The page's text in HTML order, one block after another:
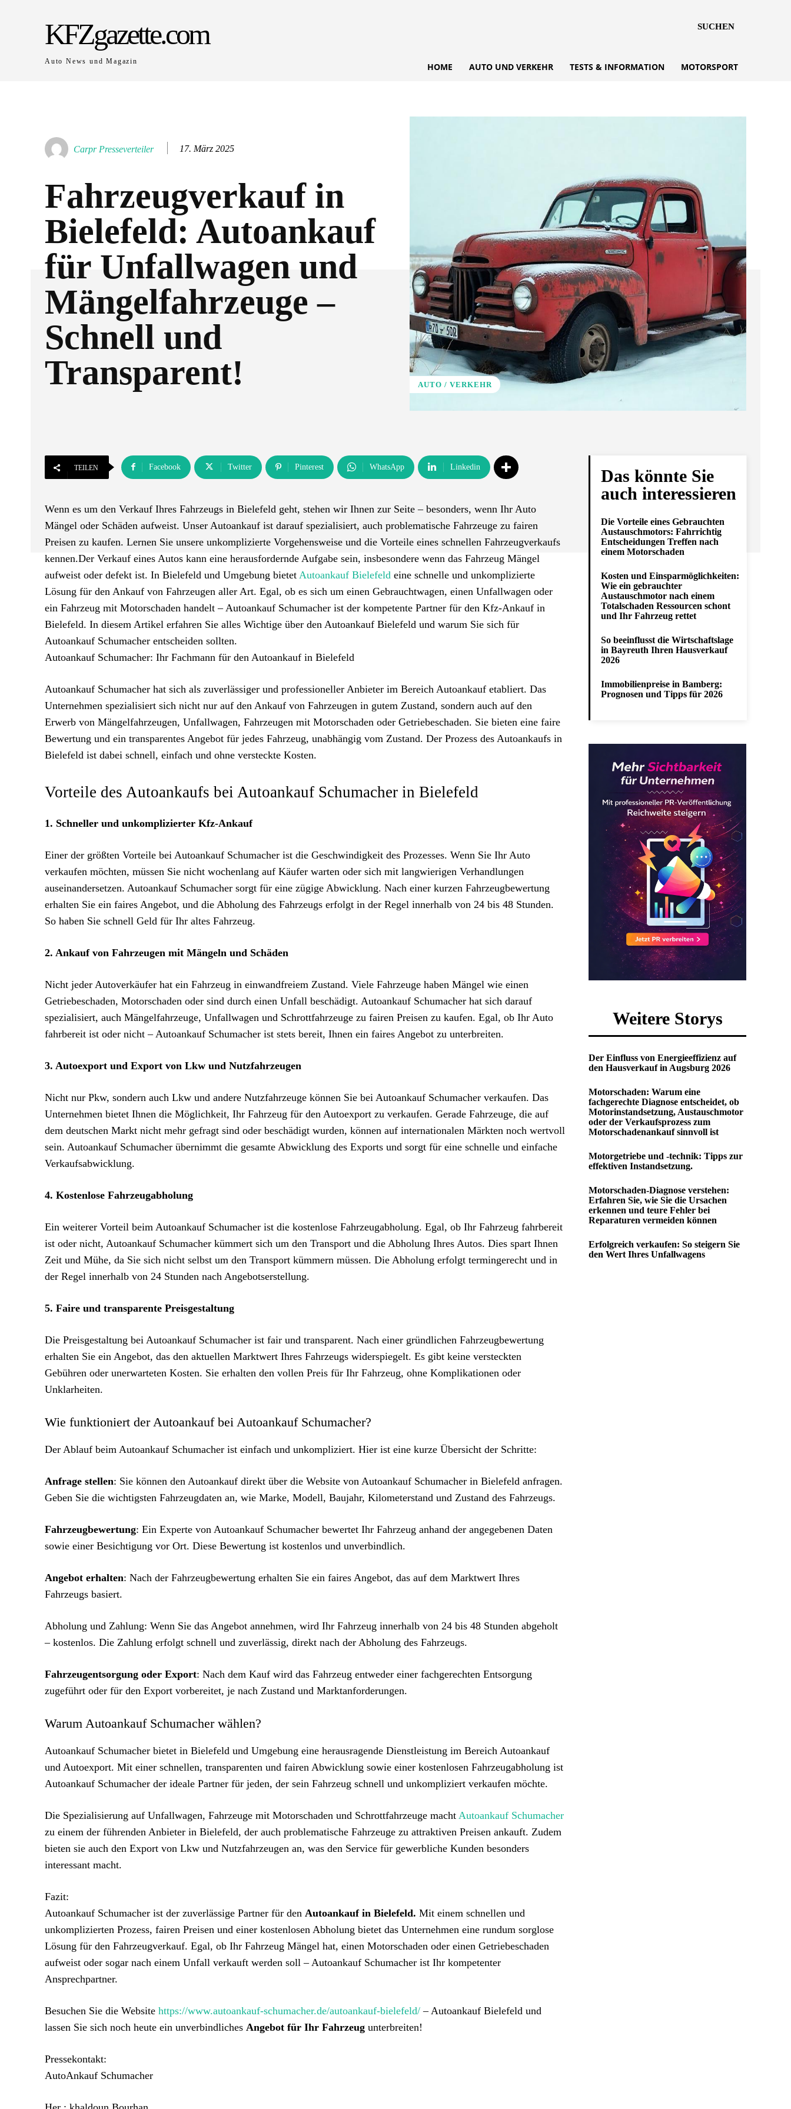
KFZgazette.com
Auto News und Magazin
SUCHEN
HOME AUTO UND VERKEHR TESTS & INFORMATION MOTORSPORT
Carpr Presseverteiler 17. März 2025
Fahrzeugverkauf in
Bielefeld: Autoankauf
für Unfallwagen und
Mängelfahrzeuge –
Schnell und
Transparent!
AUTO / VERKEHR
TEILEN Facebook Twitter Pinterest WhatsApp Linkedin
Wenn es um den Verkauf Ihres Fahrzeugs in Bielefeld geht, stehen wir Ihnen zur Seite – besonders, wenn Ihr Auto
Mängel oder Schäden aufweist. Unser Autoankauf ist darauf spezialisiert, auch problematische Fahrzeuge zu fairen
Preisen zu kaufen. Lernen Sie unsere unkomplizierte Vorgehensweise und die Vorteile eines schnellen Fahrzeugverkaufs
kennen.Der Verkauf eines Autos kann eine herausfordernde Aufgabe sein, insbesondere wenn das Fahrzeug Mängel
aufweist oder defekt ist. In Bielefeld und Umgebung bietet Autoankauf Bielefeld eine schnelle und unkomplizierte
Lösung für den Ankauf von Fahrzeugen aller Art. Egal, ob es sich um einen Gebrauchtwagen, einen Unfallwagen oder
ein Fahrzeug mit Motorschaden handelt – Autoankauf Schumacher ist der kompetente Partner für den Kfz-Ankauf in
Bielefeld. In diesem Artikel erfahren Sie alles Wichtige über den Autoankauf Bielefeld und warum Sie sich für
Autoankauf Schumacher entscheiden sollten.
Autoankauf Schumacher: Ihr Fachmann für den Autoankauf in Bielefeld
Autoankauf Schumacher hat sich als zuverlässiger und professioneller Anbieter im Bereich Autoankauf etabliert. Das
Unternehmen spezialisiert sich nicht nur auf den Ankauf von Fahrzeugen in gutem Zustand, sondern auch auf den
Erwerb von Mängelfahrzeugen, Unfallwagen, Fahrzeugen mit Motorschaden oder Getriebeschaden. Sie bieten eine faire
Bewertung und ein transparentes Angebot für jedes Fahrzeug, unabhängig vom Zustand. Der Prozess des Autoankaufs in
Bielefeld ist dabei schnell, einfach und ohne versteckte Kosten.
Vorteile des Autoankaufs bei Autoankauf Schumacher in Bielefeld
1. Schneller und unkomplizierter Kfz-Ankauf
Einer der größten Vorteile bei Autoankauf Schumacher ist die Geschwindigkeit des Prozesses. Wenn Sie Ihr Auto
verkaufen möchten, müssen Sie nicht wochenlang auf Käufer warten oder sich mit langwierigen Verhandlungen
auseinandersetzen. Autoankauf Schumacher sorgt für eine zügige Abwicklung. Nach einer kurzen Fahrzeugbewertung
erhalten Sie ein faires Angebot, und die Abholung des Fahrzeugs erfolgt in der Regel innerhalb von 24 bis 48 Stunden.
So haben Sie schnell Geld für Ihr altes Fahrzeug.
2. Ankauf von Fahrzeugen mit Mängeln und Schäden
Nicht jeder Autoverkäufer hat ein Fahrzeug in einwandfreiem Zustand. Viele Fahrzeuge haben Mängel wie einen
Getriebeschaden, Motorschaden oder sind durch einen Unfall beschädigt. Autoankauf Schumacher hat sich darauf
spezialisiert, auch Mängelfahrzeuge, Unfallwagen und Schrottfahrzeuge zu fairen Preisen zu kaufen. Egal, ob Ihr Auto
fahrbereit ist oder nicht – Autoankauf Schumacher ist stets bereit, Ihnen ein faires Angebot zu unterbreiten.
3. Autoexport und Export von Lkw und Nutzfahrzeugen
Nicht nur Pkw, sondern auch Lkw und andere Nutzfahrzeuge können Sie bei Autoankauf Schumacher verkaufen. Das
Unternehmen bietet Ihnen die Möglichkeit, Ihr Fahrzeug für den Autoexport zu verkaufen. Gerade Fahrzeuge, die auf
dem deutschen Markt nicht mehr gefragt sind oder beschädigt wurden, können auf internationalen Märkten noch wertvoll
sein. Autoankauf Schumacher übernimmt die gesamte Abwicklung des Exports und sorgt für eine schnelle und einfache
Verkaufsabwicklung.
4. Kostenlose Fahrzeugabholung
Ein weiterer Vorteil beim Autoankauf Schumacher ist die kostenlose Fahrzeugabholung. Egal, ob Ihr Fahrzeug fahrbereit
ist oder nicht, Autoankauf Schumacher kümmert sich um den Transport und die Abholung Ihres Autos. Dies spart Ihnen
Zeit und Mühe, da Sie sich nicht selbst um den Transport kümmern müssen. Die Abholung erfolgt termingerecht und in
der Regel innerhalb von 24 Stunden nach Angebotserstellung.
5. Faire und transparente Preisgestaltung
Die Preisgestaltung bei Autoankauf Schumacher ist fair und transparent. Nach einer gründlichen Fahrzeugbewertung
erhalten Sie ein Angebot, das den aktuellen Marktwert Ihres Fahrzeugs widerspiegelt. Es gibt keine versteckten
Gebühren oder unerwarteten Kosten. Sie erhalten den vollen Preis für Ihr Fahrzeug, ohne Komplikationen oder
Unklarheiten.
Wie funktioniert der Autoankauf bei Autoankauf Schumacher?
Der Ablauf beim Autoankauf Schumacher ist einfach und unkompliziert. Hier ist eine kurze Übersicht der Schritte:
Anfrage stellen: Sie können den Autoankauf direkt über die Website von Autoankauf Schumacher in Bielefeld anfragen.
Geben Sie die wichtigsten Fahrzeugdaten an, wie Marke, Modell, Baujahr, Kilometerstand und Zustand des Fahrzeugs.
Fahrzeugbewertung: Ein Experte von Autoankauf Schumacher bewertet Ihr Fahrzeug anhand der angegebenen Daten
sowie einer Besichtigung vor Ort. Diese Bewertung ist kostenlos und unverbindlich.
Angebot erhalten: Nach der Fahrzeugbewertung erhalten Sie ein faires Angebot, das auf dem Marktwert Ihres
Fahrzeugs basiert.
Abholung und Zahlung: Wenn Sie das Angebot annehmen, wird Ihr Fahrzeug innerhalb von 24 bis 48 Stunden abgeholt
– kostenlos. Die Zahlung erfolgt schnell und zuverlässig, direkt nach der Abholung des Fahrzeugs.
Fahrzeugentsorgung oder Export: Nach dem Kauf wird das Fahrzeug entweder einer fachgerechten Entsorgung
zugeführt oder für den Export vorbereitet, je nach Zustand und Marktanforderungen.
Warum Autoankauf Schumacher wählen?
Autoankauf Schumacher bietet in Bielefeld und Umgebung eine herausragende Dienstleistung im Bereich Autoankauf
und Autoexport. Mit einer schnellen, transparenten und fairen Abwicklung sowie einer kostenlosen Fahrzeugabholung ist
Autoankauf Schumacher der ideale Partner für jeden, der sein Fahrzeug schnell und unkompliziert verkaufen möchte.
Die Spezialisierung auf Unfallwagen, Fahrzeuge mit Motorschaden und Schrottfahrzeuge macht Autoankauf Schumacher
zu einem der führenden Anbieter in Bielefeld, der auch problematische Fahrzeuge zu attraktiven Preisen ankauft. Zudem
bieten sie auch den Export von Lkw und Nutzfahrzeugen an, was den Service für gewerbliche Kunden besonders
interessant macht.
Fazit:
Autoankauf Schumacher ist der zuverlässige Partner für den Autoankauf in Bielefeld. Mit einem schnellen und
unkomplizierten Prozess, fairen Preisen und einer kostenlosen Abholung bietet das Unternehmen eine rundum sorglose
Lösung für den Fahrzeugverkauf. Egal, ob Ihr Fahrzeug Mängel hat, einen Motorschaden oder einen Getriebeschaden
aufweist oder sogar nach einem Unfall verkauft werden soll – Autoankauf Schumacher ist Ihr kompetenter
Ansprechpartner.
Besuchen Sie die Website https://www.autoankauf-schumacher.de/autoankauf-bielefeld/ – Autoankauf Bielefeld und
lassen Sie sich noch heute ein unverbindliches Angebot für Ihr Fahrzeug unterbreiten!
Pressekontakt:
AutoAnkauf Schumacher
Das könnte Sie
auch interessieren
Die Vorteile eines Gebrauchten
Austauschmotors: Fahrrichtig
Entscheidungen Treffen nach
einem Motorschaden
Kosten und Einsparmöglichkeiten:
Wie ein gebrauchter
Austauschmotor nach einem
Totalschaden Ressourcen schont
und Ihr Fahrzeug rettet
So beeinflusst die Wirtschaftslage
in Bayreuth Ihren Hausverkauf
2026
Immobilienpreise in Bamberg:
Prognosen und Tipps für 2026
Weitere Storys
Der Einfluss von Energieeffizienz auf
den Hausverkauf in Augsburg 2026
Motorschaden: Warum eine
fachgerechte Diagnose entscheidet, ob
Motorinstandsetzung, Austauschmotor
oder der Verkaufsprozess zum
Motorschadenankauf sinnvoll ist
Motorgetriebe und -technik: Tipps zur
effektiven Instandsetzung.
Motorschaden-Diagnose verstehen:
Erfahren Sie, wie Sie die Ursachen
erkennen und teure Fehler bei
Reparaturen vermeiden können
Erfolgreich verkaufen: So steigern Sie
den Wert Ihres Unfallwagens